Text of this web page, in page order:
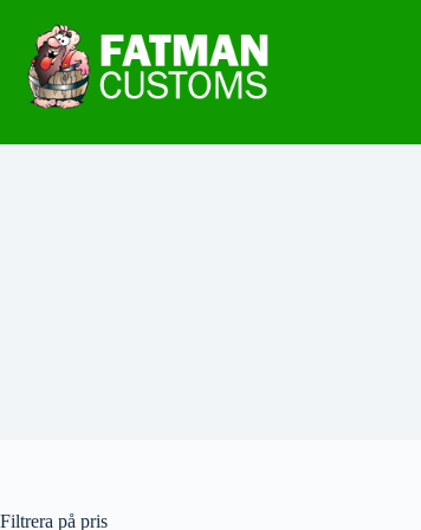
Filtrera på pris